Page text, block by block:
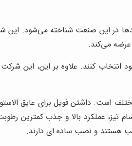
در این صنعت شناخته می‌شود. این
عرضه می‌کند.
انتخاب کنند. علاوه بر این، این
مسلح شده و فویل آلومینومی که برای آن استفاده می شود از 130 میکرون تا 240 میکرون
تیز، عملکرد بالا و جذب کمترین
هستند و نصب ساده ای دارند.